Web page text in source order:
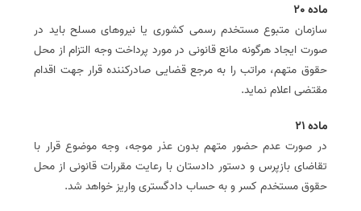
ماده 20
سازمان متبوع مستخدم رسمی کشوری یا نیروهای مسلح باید در
صورت ایجاد هرگونه مانع قانونی در مورد پرداخت وجه التزام از محل
حقوق متهم، مراتب را به مرجع قضایی صادرکننده قرار جهت اقدام
مقتضی اعلام نماید.
ماده 21
در صورت عدم حضور متهم بدون عذر موجه، وجه موضوع قرار با
تقاضای بازپرس و دستور دادستان با رعایت مقررات قانونی از محل
حقوق مستخدم کسر و به حساب دادگستری واریز خواهد ‌شد.